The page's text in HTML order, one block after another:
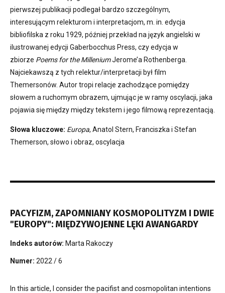
pierwszej publikacji podlegał bardzo szczególnym,
interesującym relekturom i interpretacjom, m. in. edycja
bibliofilska z roku 1929, później przekład na język angielski w
ilustrowanej edycji Gaberbocchus Press, czy edycja w
zbiorze Poems for the MilleniumJerome’a Rothenberga.
Najciekawszą z tych relektur/interpretacji był film
Themersonów. Autor tropi relacje zachodzące pomiędzy
słowem a ruchomym obrazem, ujmując je w ramy oscylacji, jaka
pojawia się między między tekstem i jego filmową reprezentacją.
Słowa kluczowe: Europa, Anatol Stern, Franciszka i Stefan
Themerson, słowo i obraz, oscylacja
PACYFIZM, ZAPOMNIANY KOSMOPOLITYZM I DWIE
"EUROPY": MIĘDZYWOJENNE LĘKI AWANGARDY
Indeks autorów: Marta Rakoczy
Numer: 2022 / 6
In this article, I consider the pacifist and cosmopolitan intentions